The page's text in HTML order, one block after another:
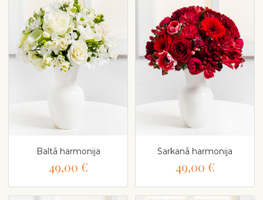
Baltā harmonija
49,00 €
Sarkanā harmonija
49,00 €